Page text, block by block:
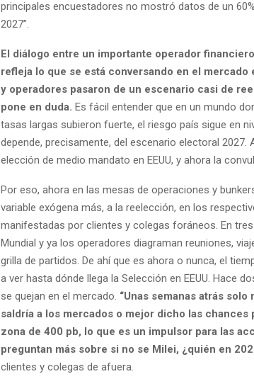
principales encuestadores no mostró datos de un
2027”.
El diálogo entre un importante operador
refleja lo que se está conversando en el
y operadores pasaron de un escenario casi de
pone en duda. Es fácil entender que en un mundo
tasas largas subieron fuerte, el riesgo país sigue en
depende, precisamente, del escenario electoral 2027.
elección de medio mandato en EEUU, y ahora la
Por eso, ahora en las mesas de operaciones y
variable exógena más, a la reelección, en los
manifestadas por clientes y colegas foráneos. En
Mundial y ya los operadores diagraman reuniones,
grilla de partidos. De ahí que es ahora o nunca, el
a ver hasta dónde llega la Selección en EEUU. Hace
se quejan en el mercado. “Unas semanas atrás
saldría a los mercados o mejor dicho las
zona de 400 pb, lo que es un impulsor para las
preguntan más sobre si no se Milei, ¿quién en
clientes y colegas de afuera.